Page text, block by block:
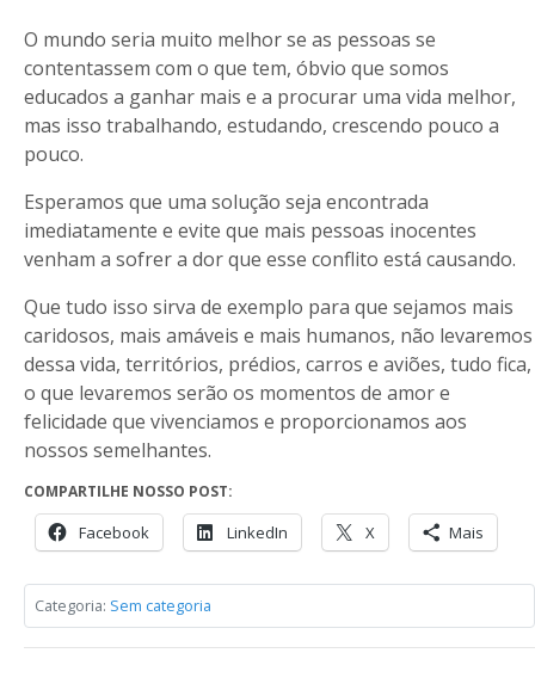
O mundo seria muito melhor se as pessoas se
contentassem com o que tem, óbvio que somos
educados a ganhar mais e a procurar uma vida melhor,
mas isso trabalhando, estudando, crescendo pouco a
pouco.
Esperamos que uma solução seja encontrada
imediatamente e evite que mais pessoas inocentes
venham a sofrer a dor que esse conflito está causando.
Que tudo isso sirva de exemplo para que sejamos mais
caridosos, mais amáveis e mais humanos, não levaremos
dessa vida, territórios, prédios, carros e aviões, tudo fica,
o que levaremos serão os momentos de amor e
felicidade que vivenciamos e proporcionamos aos
nossos semelhantes.
COMPARTILHE NOSSO POST:
Facebook LinkedIn X Mais
Categoria: Sem categoria